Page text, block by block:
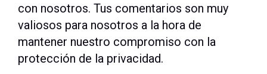
con nosotros. Tus comentarios son muy
valiosos para nosotros a la hora de
mantener nuestro compromiso con la
protección de la privacidad.